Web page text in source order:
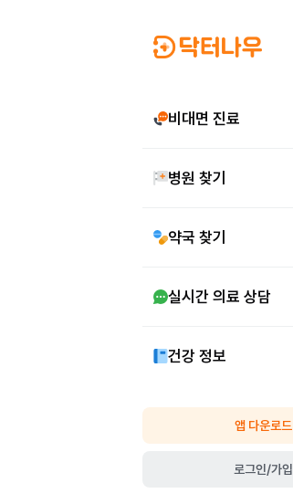
비대면 진료
병원 찾기
약국 찾기
실시간 의료 상담
건강 정보
앱 다운로드
로그인/가입